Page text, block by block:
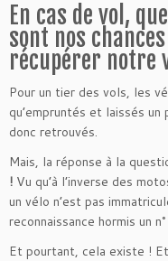
En cas de vol,
sont nos
récupérer notre
Pour un tier des vols, les
qu’empruntés et laissés un
donc retrouvés.
Mais, la réponse à la
! Vu qu’à l’inverse des
un vélo n’est pas
reconnaissance hormis un
Et pourtant, cela existe !